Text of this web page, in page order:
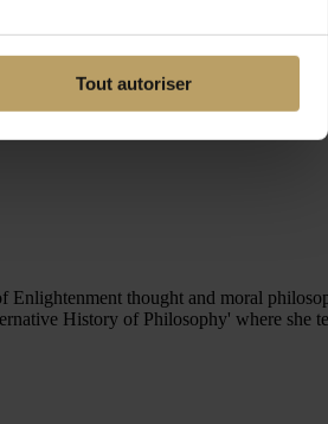
Tout autoriser
Enlightenment thought and moral
History of Philosophy' where she